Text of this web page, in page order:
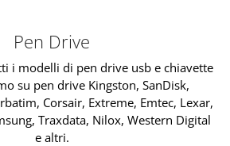
Pen Drive
i modelli di pen drive usb e chiavette
su pen drive Kingston, SanDisk,
Corsair, Extreme, Emtec, Lexar,
Traxdata, Nilox, Western Digital
e altri.